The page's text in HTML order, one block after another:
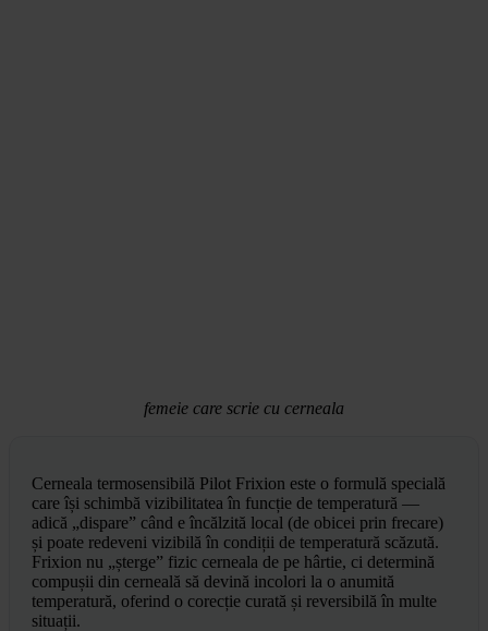
femeie care scrie cu cerneala
Cerneala termosensibilă Pilot Frixion este o formulă specială
care își schimbă vizibilitatea în funcție de temperatură —
adică „dispare” când e încălzită local (de obicei prin frecare)
și poate redeveni vizibilă în condiții de temperatură scăzută.
Frixion nu „șterge” fizic cerneala de pe hârtie, ci determină
compușii din cerneală să devină incolori la o anumită
temperatură, oferind o corecție curată și reversibilă în multe
situații.